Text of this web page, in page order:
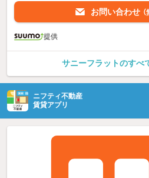
お問い合わせ
提供
サニーフラットのすべ
ニフティ不動産
賃貸アプリ